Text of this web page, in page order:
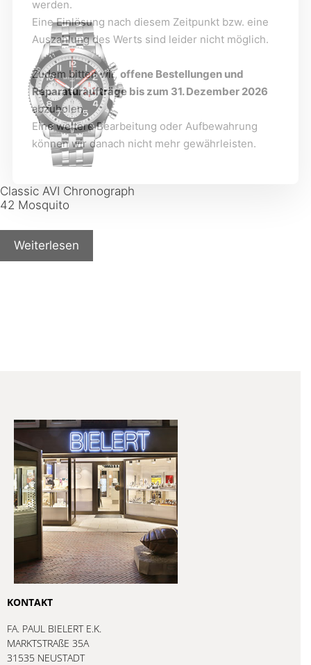
Classic AVI Chronograph
42 Mosquito
Weiterlesen
KONTAKT
FA. PAUL BIELERT E.K.
MARKTSTRAßE 35A
31535 NEUSTADT
werden.
Eine Einlösung nach diesem Zeitpunkt bzw. eine
Auszahlung des Werts sind leider nicht möglich.
Zudem bitten wir,offene Bestellungen und
Reparaturaufträge bis zum 31. Dezember 2026
abzuholen.
Eine weitere Bearbeitung oder Aufbewahrung
können wir danach nicht mehr gewährleisten.